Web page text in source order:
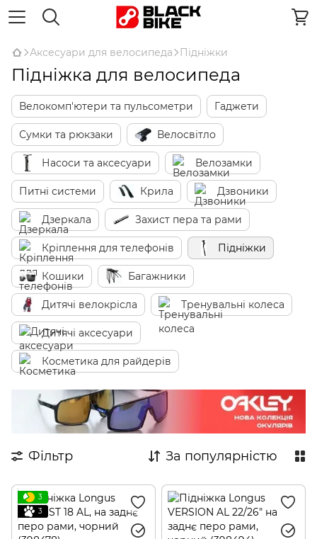
Аксесуари для велосипеда Підніжки
Підніжка для велосипеда
Велокомп'ютери та пульсометри Гаджети
Сумки та рюкзаки Велосвітло
Насоси та аксесуари Велозамки
Питні системи Крила Дзвоники
Дзеркала Захист пера та рами
Кріплення для телефонів Підніжки
Кошики Багажники
Дитячі велокрісла Тренувальні колеса
Дитячі аксесуари
Косметика для райдерів
Фільтр За популярністю
3
3